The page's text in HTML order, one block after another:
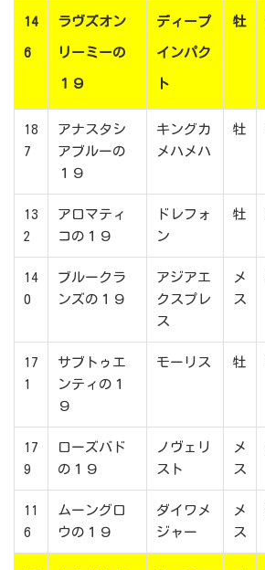
14
6
ラヴズオン
リーミーの
１９
ディープ
インパク
ト
牡
18
7
アナスタシ
アブルーの
１９
キングカ
メハメハ
牡
13
2
アロマティ
コの１９
ドレフォ
ン
牡
14
0
ブルークラ
ンズの１９
アジアエ
クスプレ
ス
メ
ス
17
1
サブトゥエ
ンティの１
９
モーリス 牡
17
9
ローズバド
の１９
ノヴェリ
スト
メ
ス
11
6
ムーングロ
ウの１９
ダイワメ
ジャー
メ
ス